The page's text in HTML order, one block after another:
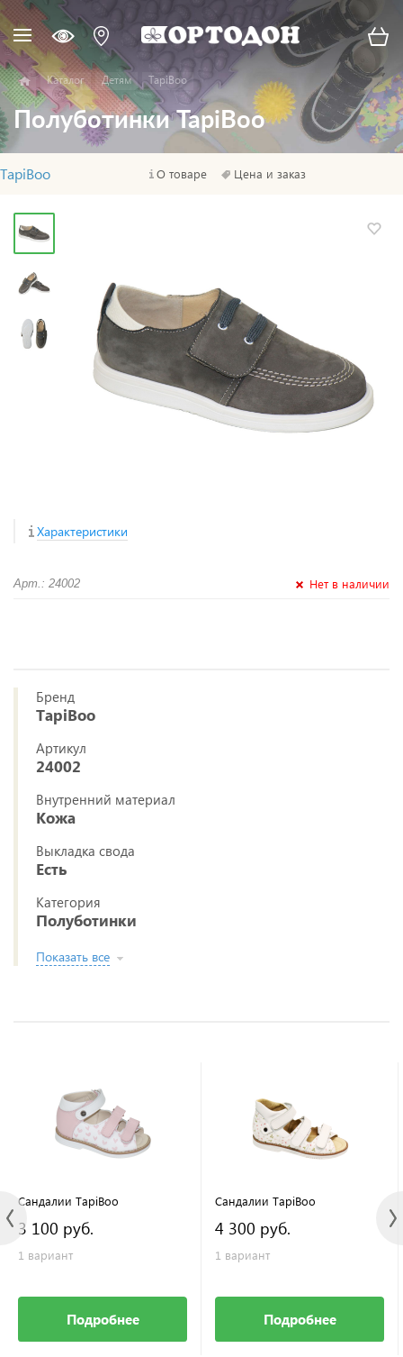
Каталог Детям TapiBoo
Полуботинки TapiBoo
TapiBoo О товаре Цена и заказ
Характеристики
Арт.: 24002 Нет в наличии
Бренд
TapiBoo
Артикул
24002
Внутренний материал
Кожа
Выкладка свода
Есть
Категория
Полуботинки
Показать все
Сандалии TapiBoo
3 100 руб.
1 вариант
Подробнее
Сандалии TapiBoo
4 300 руб.
1 вариант
Подробнее